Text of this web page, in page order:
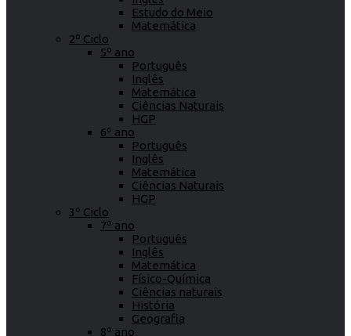
Estudo do Meio
Matemática
2º Ciclo
5º ano
Português
Inglês
Matemática
Ciências Naturais
HGP
6º ano
Português
Inglês
Matemática
Ciências Naturais
HGP
3º Ciclo
7º ano
Português
Inglês
Matemática
Físico-Química
Ciências naturais
História
Geografia
8º ano